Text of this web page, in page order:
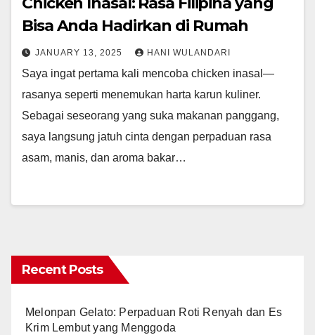
Bisa Anda Hadirkan di Rumah
JANUARY 13, 2025 HANI WULANDARI
Saya ingat pertama kali mencoba chicken inasal—
rasanya seperti menemukan harta karun kuliner.
Sebagai seseorang yang suka makanan panggang,
saya langsung jatuh cinta dengan perpaduan rasa
asam, manis, dan aroma bakar…
Recent Posts
Melonpan Gelato: Perpaduan Roti Renyah dan Es
Krim Lembut yang Menggoda